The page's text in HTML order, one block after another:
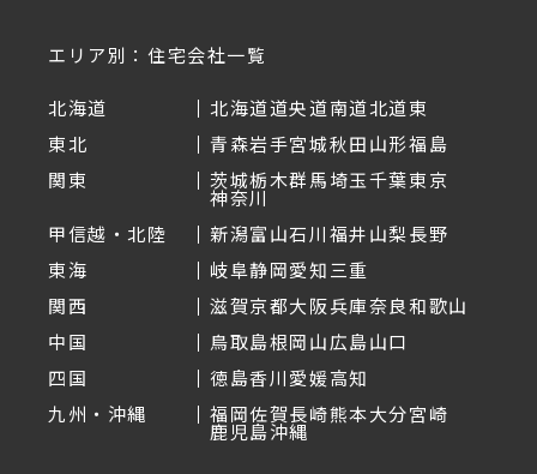
エリア別：住宅会社一覧
北海道 北海道道央道南道北道東
東北
青森岩手宮城秋田山形福島
関東
茨城栃木群馬埼玉千葉東京
神奈川
甲信越・北陸
新潟富山石川福井山梨長野
東海
岐阜静岡愛知三重
関西
滋賀京都大阪兵庫奈良和歌山
中国
鳥取島根岡山広島山口
四国
徳島香川愛媛高知
九州・沖縄
福岡佐賀長崎熊本大分宮崎
鹿児島沖縄